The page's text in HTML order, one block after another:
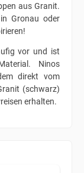
aus Granit.
Gronau oder
vor und ist
Ninos
direkt vom
(schwarz)
erhalten.